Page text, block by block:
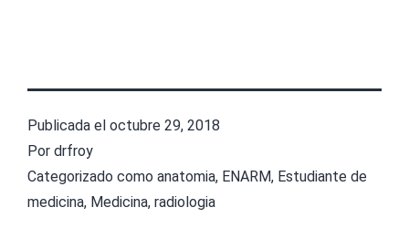
Publicada el octubre 29, 2018
Por drfroy
Categorizado como anatomia, ENARM, Estudiante de
medicina, Medicina, radiologia